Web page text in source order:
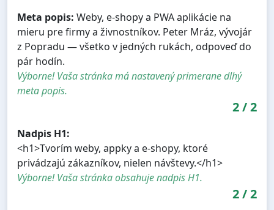
Meta popis: Weby, e-shopy a PWA aplikácie na
mieru pre firmy a živnostníkov. Peter Mráz, vývojár
z Popradu — všetko v jedných rukách, odpoveď do
pár hodín.
Výborne! Vaša stránka má nastavený primerane dlhý
meta popis.
2/2
Nadpis H1:
<h1>Tvorím weby, appky a e-shopy, ktoré
privádzajú zákazníkov, nielen návštevy.</h1>
Výborne! Vaša stránka obsahuje nadpis H1.
2/2